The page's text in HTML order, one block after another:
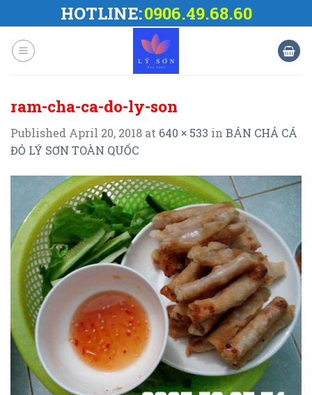
to
content
HOTLINE:0906.49.68.60
ram-cha-ca-do-ly-son
Published April 20, 2018 at 640 × 533 in BÁN CHẢ CÁ
ĐỎ LÝ SƠN TOÀN QUỐC